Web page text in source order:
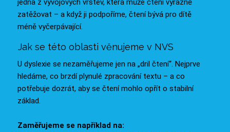
jedna z vývojových vrstev, která může čtení výrazně
zatěžovat – a když ji podpoříme, čtení bývá pro dítě
méně vyčerpávající.
Jak se této oblasti věnujeme v NVS
U dyslexie se nezaměřujeme jen na „dril čtení“. Nejprve
hledáme, co brzdí plynulé zpracování textu – a co
potřebuje dozrát, aby se čtení mohlo opřít o stabilní
základ.
Zaměřujeme se například na: